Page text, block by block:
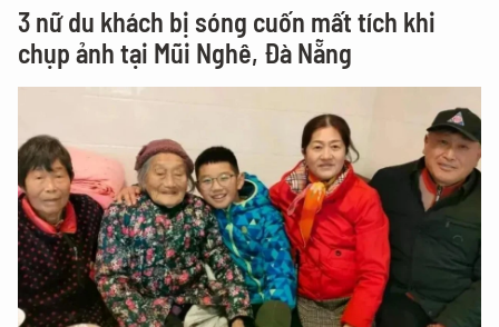
3 nữ du khách bị sóng cuốn mất tích khi
chụp ảnh tại Mũi Nghê, Đà Nẵng